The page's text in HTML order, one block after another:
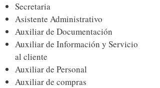
Secretaria
Asistente Administrativo
Auxiliar de Documentación
Auxiliar de Información y Servicio
al cliente
Auxiliar de Personal
Auxiliar de compras